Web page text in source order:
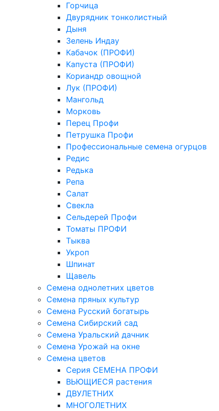
Горчица
Двурядник тонколистный
Дыня
Зелень Индау
Кабачок (ПРОФИ)
Капуста (ПРОФИ)
Кориандр овощной
Лук (ПРОФИ)
Мангольд
Морковь
Перец Профи
Петрушка Профи
Профессиональные семена огурцов
Редис
Редька
Репа
Салат
Свекла
Сельдерей Профи
Томаты ПРОФИ
Тыква
Укроп
Шпинат
Щавель
Семена однолетних цветов
Семена пряных культур
Семена Русский богатырь
Семена Сибирский сад
Семена Уральский дачник
Семена Урожай на окне
Семена цветов
Cерия CЕМЕНА ПРОФИ
ВЬЮЩИЕСЯ растения
ДВУЛЕТНИХ
МНОГОЛЕТНИХ